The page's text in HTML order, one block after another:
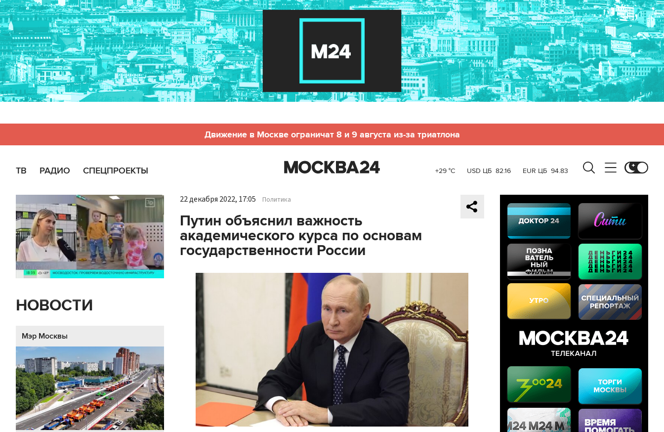
Движение в Москве ограничат 8 и 9 августа из-за триатлона
ТВ РАДИО СПЕЦПРОЕКТЫ +29 °C USD ЦБ 82.16 EUR ЦБ 94.83
НОВОСТИ
Мэр Москвы
22 декабря 2022, 17:05 Политика
Путин объяснил важность
академического курса по основам
государственности России